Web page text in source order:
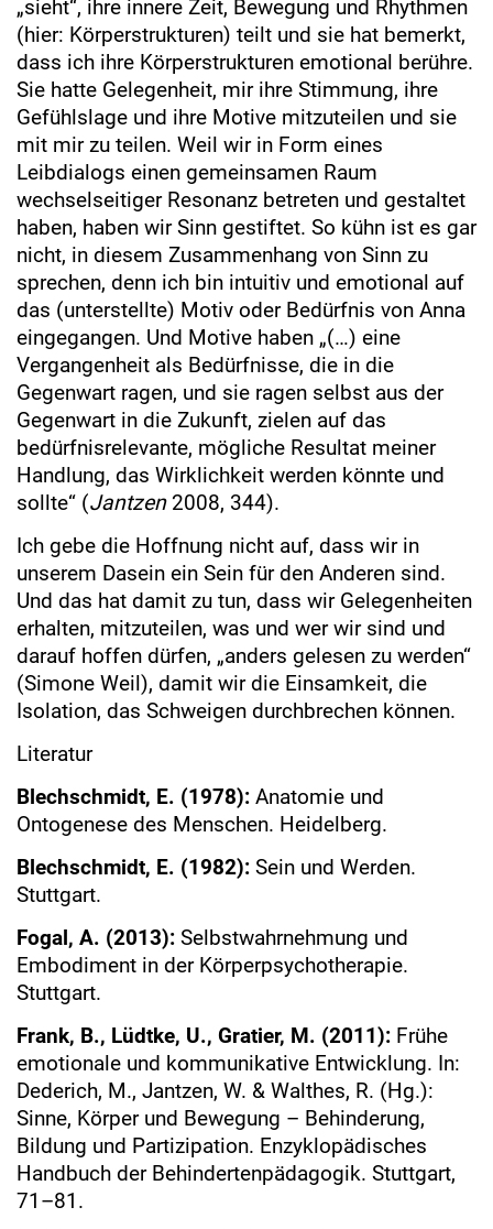
„sieht“, ihre innere Zeit, Bewegung und Rhythmen
(hier: Körperstrukturen) teilt und sie hat bemerkt,
dass ich ihre Körperstrukturen emotional berühre.
Sie hatte Gelegenheit, mir ihre Stimmung, ihre
Gefühlslage und ihre Motive mitzuteilen und sie
mit mir zu teilen. Weil wir in Form eines
Leibdialogs einen gemeinsamen Raum
wechselseitiger Resonanz betreten und gestaltet
haben, haben wir Sinn gestiftet. So kühn ist es gar
nicht, in diesem Zusammenhang von Sinn zu
sprechen, denn ich bin intuitiv und emotional auf
das (unterstellte) Motiv oder Bedürfnis von Anna
eingegangen. Und Motive haben „(…) eine
Vergangenheit als Bedürfnisse, die in die
Gegenwart ragen, und sie ragen selbst aus der
Gegenwart in die Zukunft, zielen auf das
bedürfnisrelevante, mögliche Resultat meiner
Handlung, das Wirklichkeit werden könnte und
sollte“ (Jantzen2008, 344).
Ich gebe die Hoffnung nicht auf, dass wir in
unserem Dasein ein Sein für den Anderen sind.
Und das hat damit zu tun, dass wir Gelegenheiten
erhalten, mitzuteilen, was und wer wir sind und
darauf hoffen dürfen, „anders gelesen zu werden“
(Simone Weil), damit wir die Einsamkeit, die
Isolation, das Schweigen durchbrechen können.
Literatur
Blechschmidt, E. (1978): Anatomie und
Ontogenese des Menschen. Heidelberg.
Blechschmidt, E. (1982): Sein und Werden.
Stuttgart.
Fogal, A. (2013): Selbstwahrnehmung und
Embodiment in der Körperpsychotherapie.
Stuttgart.
Frank, B., Lüdtke, U., Gratier, M. (2011): Frühe
emotionale und kommunikative Entwicklung. In:
Dederich, M., Jantzen, W. & Walthes, R. (Hg.):
Sinne, Körper und Bewegung – Behinderung,
Bildung und Partizipation. Enzyklopädisches
Handbuch der Behindertenpädagogik. Stuttgart,
71–81.